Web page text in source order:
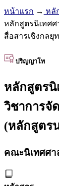
หน้าแรก → หลั
หลักสูตรนิเทศ
สื่อสารเชิงกล
ปริญญาโท
หลักสูตร
วิชาการจั
(หลักสูตร
คณะนิเทศศา